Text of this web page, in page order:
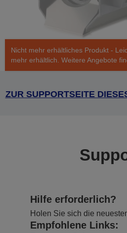
Nicht mehr erhältliches Produkt -
mehr erhältlich. Weitere Angebote
ZUR SUPPORTSEITE
Hilfe erforderlich?
Holen Sie sich die
Empfohlene Links: